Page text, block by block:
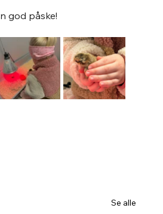
god påske!
Se alle